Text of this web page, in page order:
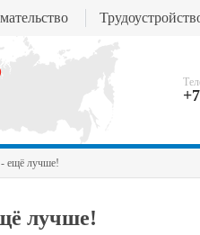
ещё лучше!
лучше!